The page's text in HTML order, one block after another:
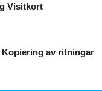
Visitkort
av ritningar